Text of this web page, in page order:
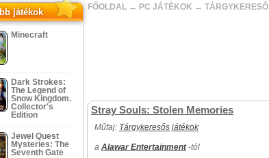
játékok
Minecraft
Dark Strokes:
The Legend of
Snow Kingdom.
Collector's
Edition
Jewel Quest
Mysteries: The
Seventh Gate
FŐOLDAL → PC JÁTÉKOK →
Stray Souls: Stolen Memories
Műfaj: Tárgykeresős játékok
a Alawar Entertainment-tól